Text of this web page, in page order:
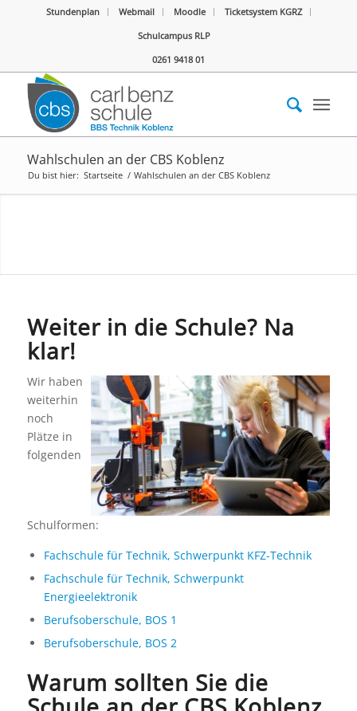
Stundenplan Webmail Moodle
Ticketsystem KGRZ
Schulcampus RLP
0261 9418 01
Wahlschulen an der CBS Koblenz
Du bist hier: Startseite / Wahlschulen an der CBS Koblenz
Weiter in die Schule? Na
klar!
Wir haben
weiterhin
noch
Plätze in
folgenden
Schulformen:
Fachschule für Technik, Schwerpunkt KFZ-Technik
Fachschule für Technik, Schwerpunkt
Energieelektronik
Berufsoberschule, BOS 1
Berufsoberschule, BOS 2
Warum sollten Sie die